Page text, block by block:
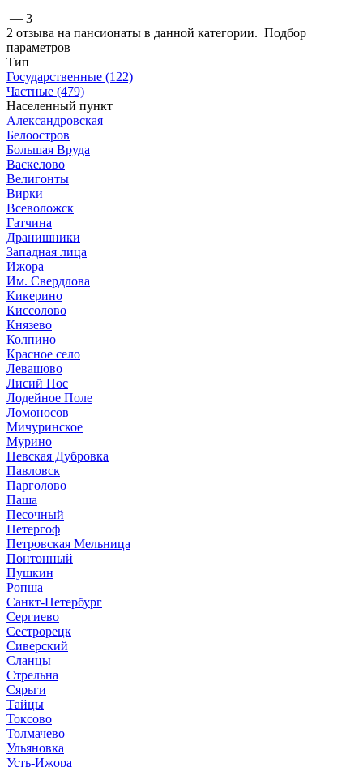
— 3
2 отзыва на пансионаты в данной категории. Подбор
параметров
Тип
Государственные (122)
Частные (479)
Населенный пункт
Александровская
Белоостров
Большая Вруда
Васкелово
Велигонты
Вирки
Всеволожск
Гатчина
Дранишники
Западная лица
Ижора
Им. Свердлова
Кикерино
Киссолово
Князево
Колпино
Красное село
Левашово
Лисий Нос
Лодейное Поле
Ломоносов
Мичуринское
Мурино
Невская Дубровка
Павловск
Парголово
Паша
Песочный
Петергоф
Петровская Мельница
Понтонный
Пушкин
Ропша
Санкт-Петербург
Сергиево
Сестрорецк
Сиверский
Сланцы
Стрельна
Сярьги
Тайцы
Токсово
Толмачево
Ульяновка
Усть-Ижора